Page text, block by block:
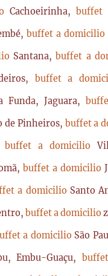
Cachoeirinha,buffet
buffet a domicilio
Santana,buffet a
buffet a
Funda, Jaguara,
de Pinheiros, buffet a
buffet a domicilio
buffet a domicilio
a domicilio Santo
buffet a domicilio
a domicilio São
Embu-Guaçu,